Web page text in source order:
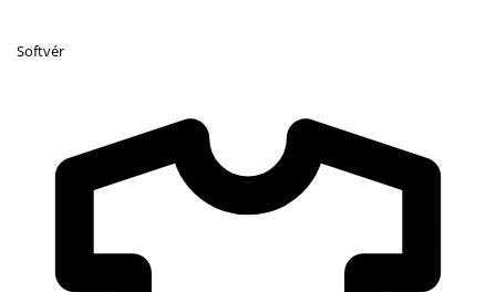
Softvér